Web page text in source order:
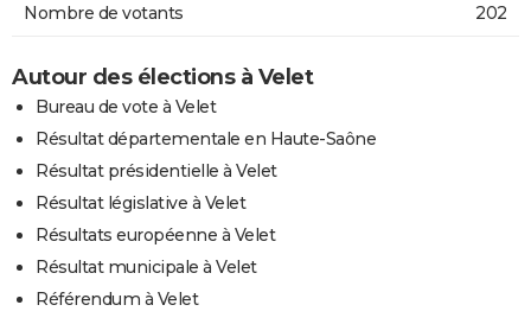
Nombre de votants 202
Autour des élections à Velet
Bureau de vote à Velet
Résultat départementale en Haute-Saône
Résultat présidentielle à Velet
Résultat législative à Velet
Résultats européenne à Velet
Résultat municipale à Velet
Référendum à Velet